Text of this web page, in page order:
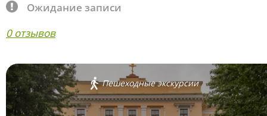
Ожидание записи
0 отзывов
Пешеходные экскурсии